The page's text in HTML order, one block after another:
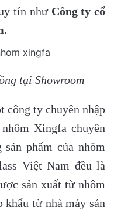
tín như Công ty cổ
tại Showroom
công ty chuyên nhập
Xingfa chuyên
phẩm của nhôm
Việt Nam đều là
sản xuất từ nhôm
từ nhà máy sản